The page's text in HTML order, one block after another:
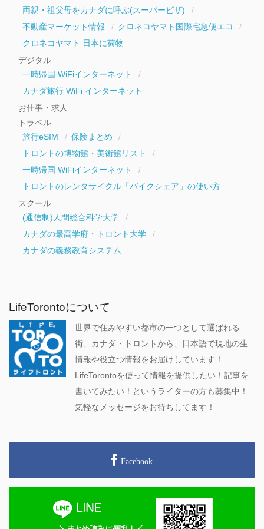
両親・祖父母をカナダに呼ぶ(スーパービザ)
不動産マーケット情報
クロネコヤマト国際宅急便エコ
クロネコヤマト 日本に荷物
デジタル
一時帰国 WiFiインターネット
カナダ旅行 WiFi インターネット
お仕事・求人
トラベル
旅行eSIM
保険まとめ
トロントの博物館・美術館リスト
一時帰国 WiFiインターネット
トロントのレンタサイクル「バイクシェア」の使い方
スクール
(通信制)人間総合科学大学
カナダの最高学府・トロント大学
カナダの義務教育システム
LifeTorontoについて
世界で住みやすい都市の一つとして選ばれる
街、カナダ・トロントから、日本語で現地の生
情報や役立つ情報をお届けしています！
LifeTorontoを使って情報を提供したい！記事を
書いてみたい！というライターの方も募集中！
気軽なメッセージをお待ちしてます！
Facebook